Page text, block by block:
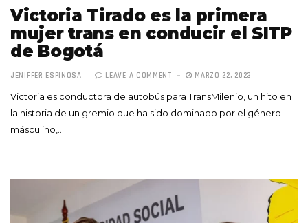
Victoria Tirado es la primera
mujer trans en conducir el SITP
de Bogotá
JENIFFER ESPINOSA LEAVE A COMMENT MARZO 22, 2023
Victoria es conductora de autobús para TransMilenio, un hito en
la historia de un gremio que ha sido dominado por el género
másculino,…